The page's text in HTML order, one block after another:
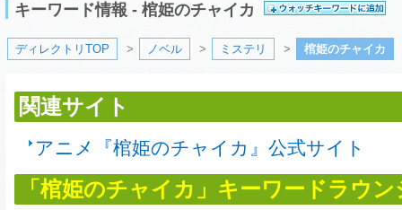
キーワード情報 - 棺姫のチャイカ
ディレクトリTOP > ノベル > ミステリ > 棺姫のチャイカ
関連サイト
アニメ『棺姫のチャイカ』公式サイト
「棺姫のチャイカ」キーワードラウン